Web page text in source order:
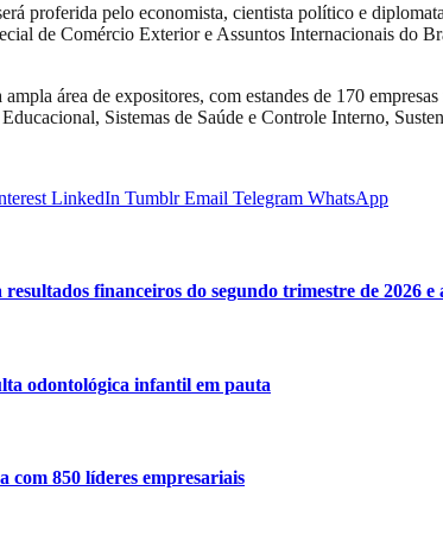
proferida pelo economista, cientista político e
de Comércio Exterior e Assuntos Internacionais do
área de expositores, com estandes de 170
Sistemas de Saúde e Controle Interno,
LinkedIn Tumblr Email Telegram WhatsApp
financeiros do segundo trimestre de 2026 e
odontológica infantil em pauta
com 850 líderes empresariais